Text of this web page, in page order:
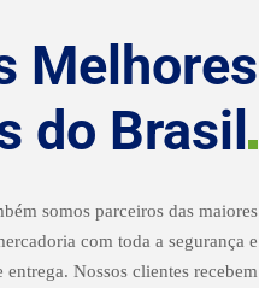
Melhores
do Brasil
somos parceiros das maiores
com toda a segurança e
Nossos clientes recebem